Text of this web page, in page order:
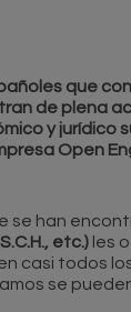
que
de plena
y jurídico
Open
se han
etc.) les
casi todos
se